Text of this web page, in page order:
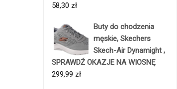
58,30 zł
Buty do chodzenia
męskie, Skechers
Skech-Air Dynamight ,
SPRAWDŹ OKAZJE NA WIOSNĘ
299,99 zł